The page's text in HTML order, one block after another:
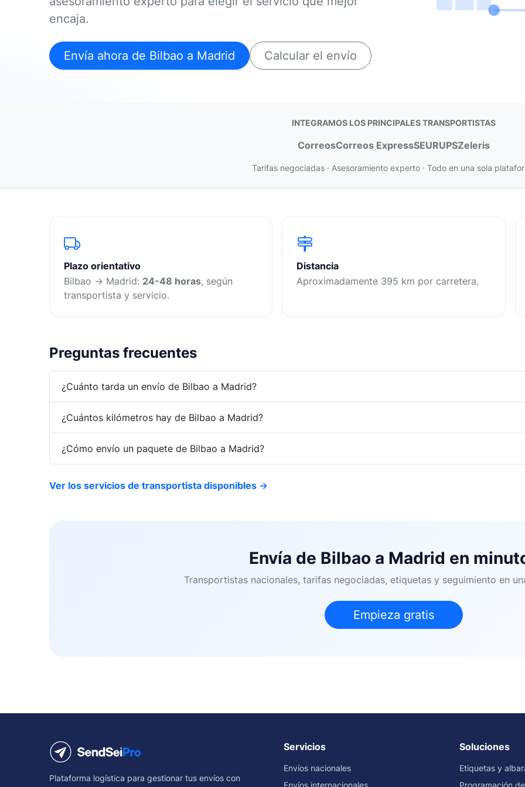
encaja.
Envía ahora de Bilbao a Madrid Calcular el envío
INTEGRAMOS LOS PRINCIPALES TRANSPORTISTAS
CorreosCorreos ExpressSEURUPSZeleris
Tarifas negociadas · Asesoramiento experto · Todo en una sola
Plazo orientativo
Bilbao → Madrid: 24-48 horas, según
transportista y servicio.
Distancia
Aproximadamente 395 km por carretera.
Preguntas frecuentes
¿Cuánto tarda un envío de Bilbao a Madrid?
¿Cuántos kilómetros hay de Bilbao a Madrid?
¿Cómo envío un paquete de Bilbao a Madrid?
Ver los servicios de transportista disponibles →
Envía de Bilbao a Madrid en
Transportistas nacionales, tarifas negociadas, etiquetas y seguimiento en
Empieza gratis
Plataforma logística para gestionar tus envíos con
Servicios
Envíos nacionales
Envíos internacionales
Soluciones
Etiquetas y
Programación